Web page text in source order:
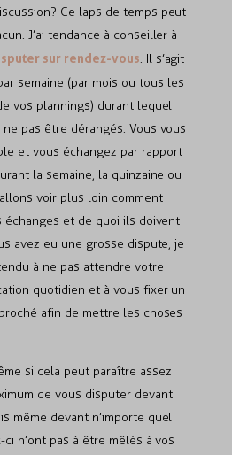
Ce laps de temps peut
J’ai tendance à conseiller à
sur rendez-vous. Il s’agit
semaine (par mois ou tous les
vos plannings) durant lequel
pas être dérangés. Vous vous
et vous échangez par rapport
la semaine, la quinzaine ou
voir plus loin comment
échanges et de quoi ils doivent
avez eu une grosse dispute, je
à ne pas attendre votre
quotidien et à vous fixer un
afin de mettre les choses
si cela peut paraître assez
de vous disputer devant
même devant n’importe quel
n’ont pas à être mêlés à vos